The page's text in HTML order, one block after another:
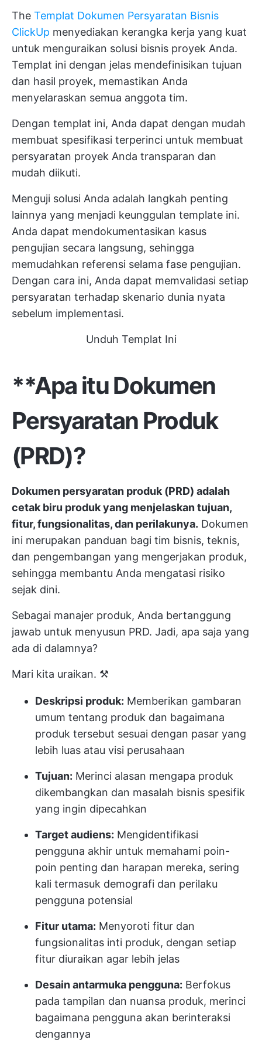
The Templat Dokumen Persyaratan Bisnis
ClickUp menyediakan kerangka kerja yang kuat
untuk menguraikan solusi bisnis proyek Anda.
Templat ini dengan jelas mendefinisikan tujuan
dan hasil proyek, memastikan Anda
menyelaraskan semua anggota tim.
Dengan templat ini, Anda dapat dengan mudah
membuat spesifikasi terperinci untuk membuat
persyaratan proyek Anda transparan dan
mudah diikuti.
Menguji solusi Anda adalah langkah penting
lainnya yang menjadi keunggulan template ini.
Anda dapat mendokumentasikan kasus
pengujian secara langsung, sehingga
memudahkan referensi selama fase pengujian.
Dengan cara ini, Anda dapat memvalidasi setiap
persyaratan terhadap skenario dunia nyata
sebelum implementasi.
Unduh Templat Ini
**Apa itu Dokumen
Persyaratan Produk
(PRD)?
Dokumen persyaratan produk (PRD) adalah
cetak biru produk yang menjelaskan tujuan,
fitur, fungsionalitas, dan perilakunya. Dokumen
ini merupakan panduan bagi tim bisnis, teknis,
dan pengembangan yang mengerjakan produk,
sehingga membantu Anda mengatasi risiko
sejak dini.
Sebagai manajer produk, Anda bertanggung
jawab untuk menyusun PRD. Jadi, apa saja yang
ada di dalamnya?
Mari kita uraikan. ⚒️
Deskripsi produk: Memberikan gambaran
umum tentang produk dan bagaimana
produk tersebut sesuai dengan pasar yang
lebih luas atau visi perusahaan
Tujuan: Merinci alasan mengapa produk
dikembangkan dan masalah bisnis spesifik
yang ingin dipecahkan
Target audiens: Mengidentifikasi
pengguna akhir untuk memahami poin-
poin penting dan harapan mereka, sering
kali termasuk demografi dan perilaku
pengguna potensial
Fitur utama: Menyoroti fitur dan
fungsionalitas inti produk, dengan setiap
fitur diuraikan agar lebih jelas
Desain antarmuka pengguna: Berfokus
pada tampilan dan nuansa produk, merinci
bagaimana pengguna akan berinteraksi
dengannya